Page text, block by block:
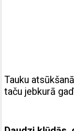
Tauku
taču jebkurā